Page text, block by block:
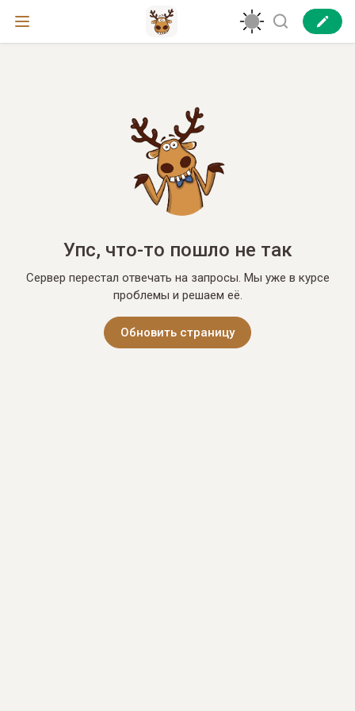
Упс, что-то пошло не так
Сервер перестал отвечать на запросы. Мы уже в курсе
проблемы и решаем её.
Обновить страницу